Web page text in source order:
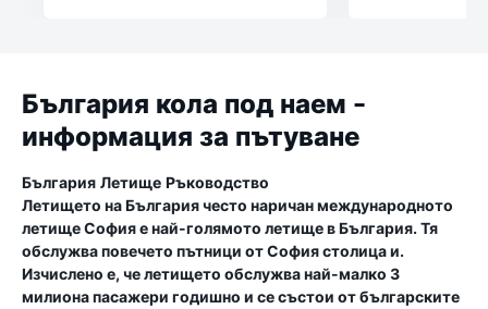
България кола под наем -
информация за пътуване
България Летище Ръководство
Летището на България често наричан международното
летище София е най-голямото летище в България. Тя
обслужва повечето пътници от София столица и.
Изчислено е, че летището обслужва най-малко 3
милиона пасажери годишно и се състои от българските